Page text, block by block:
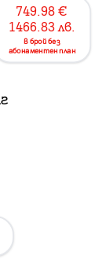
749.98 €
1466.83 лв.
в брой без
абонаментен план